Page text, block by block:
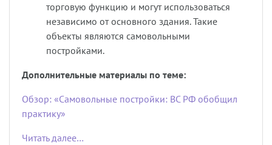
торговую функцию и могут использоваться
независимо от основного здания. Такие
объекты являются самовольными
постройками.
Дополнительные материалы по теме:
Обзор: «Самовольные постройки: ВС РФ обобщил
практику»
Читать далее…